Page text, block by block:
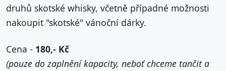
druhů skotské whisky, včetně případné možnosti
nakoupit "skotské" vánoční dárky.
Cena - 180,- Kč
(pouze do zaplnění kapacity, neboť chceme tančit a